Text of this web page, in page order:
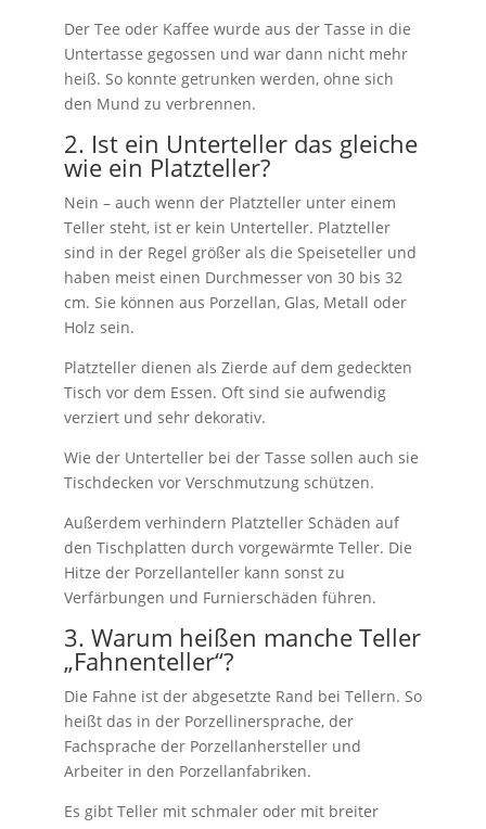
Der Tee oder Kaffee wurde aus der Tasse in die
Untertasse gegossen und war dann nicht mehr
heiß. So konnte getrunken werden, ohne sich
den Mund zu verbrennen.
2. Ist ein Unterteller das gleiche
wie ein Platzteller?
Nein – auch wenn der Platzteller unter einem
Teller steht, ist er kein Unterteller. Platzteller
sind in der Regel größer als die Speiseteller und
haben meist einen Durchmesser von 30 bis 32
cm. Sie können aus Porzellan, Glas, Metall oder
Holz sein.
Platzteller dienen als Zierde auf dem gedeckten
Tisch vor dem Essen. Oft sind sie aufwendig
verziert und sehr dekorativ.
Wie der Unterteller bei der Tasse sollen auch sie
Tischdecken vor Verschmutzung schützen.
Außerdem verhindern Platzteller Schäden auf
den Tischplatten durch vorgewärmte Teller. Die
Hitze der Porzellanteller kann sonst zu
Verfärbungen und Furnierschäden führen.
3. Warum heißen manche Teller
„Fahnenteller“?
Die Fahne ist der abgesetzte Rand bei Tellern. So
heißt das in der Porzellinersprache, der
Fachsprache der Porzellanhersteller und
Arbeiter in den Porzellanfabriken.
Es gibt Teller mit schmaler oder mit breiter